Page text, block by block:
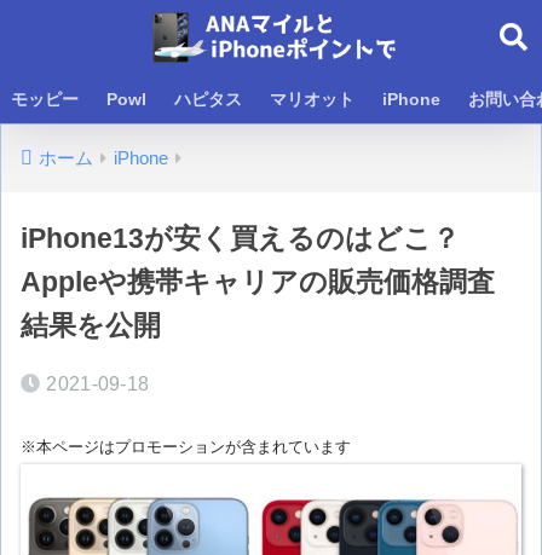
モッピー Powl ハピタス マリオット iPhone お問い合
ホーム iPhone
iPhone13が安く買えるのはどこ？
Appleや携帯キャリアの販売価格調査
結果を公開
2021-09-18
※本ページはプロモーションが含まれています